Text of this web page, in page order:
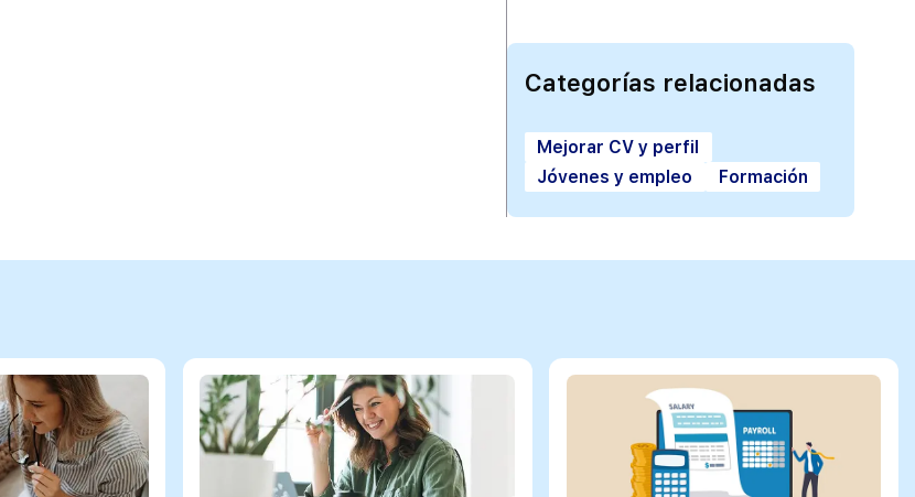
Categorías relacionadas
Mejorar CV y perfil
Jóvenes y empleo
Formación